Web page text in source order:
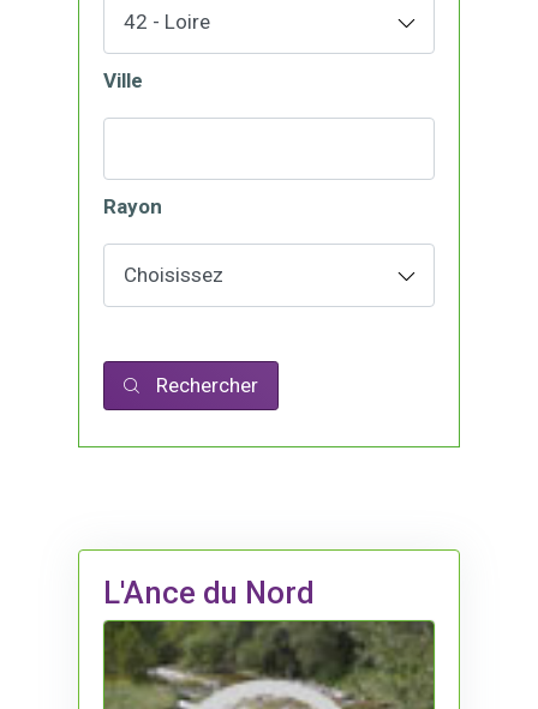
Ville
Rayon
Rechercher
L'Ance du Nord